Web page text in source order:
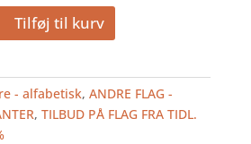
560,00
kr..
Tilføj til kurv
- alfabetisk, ANDRE FLAG -
, TILBUD PÅ FLAG FRA TIDL.